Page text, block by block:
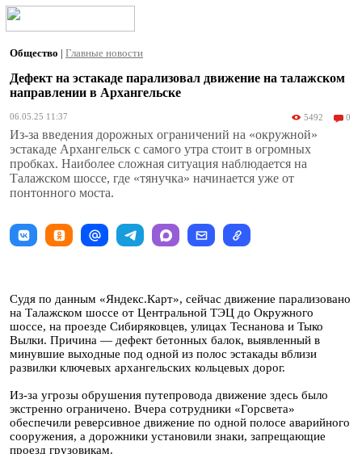
Общество | Главные новости
Дефект на эстакаде парализовал движение на талажском
направлении в Архангельске
06.05.25 11:37 5492 0
Из-за введения дорожных ограничений на «окружной»
эстакаде Архангельск с самого утра стоит в огромных
пробках. Наиболее сложная ситуация наблюдается на
Талажском шоссе, где «тянучка» начинается уже от
понтонного моста.
Судя по данным «Яндекс.Карт», сейчас движение парализовано
на Талажском шоссе от Центральной ТЭЦ до Окружного
шоссе, на проезде Сибиряковцев, улицах Теснанова и Тыко
Вылки. Причина — дефект бетонных балок, выявленный в
минувшие выходные под одной из полос эстакады вблизи
развилки ключевых архангельских кольцевых дорог.
Из-за угрозы обрушения путепровода движение здесь было
экстренно ограничено. Вчера сотрудники «Горсвета»
обеспечили реверсивное движение по одной полосе аварийного
сооружения, а дорожники установили знаки, запрещающие
проезд грузовикам.